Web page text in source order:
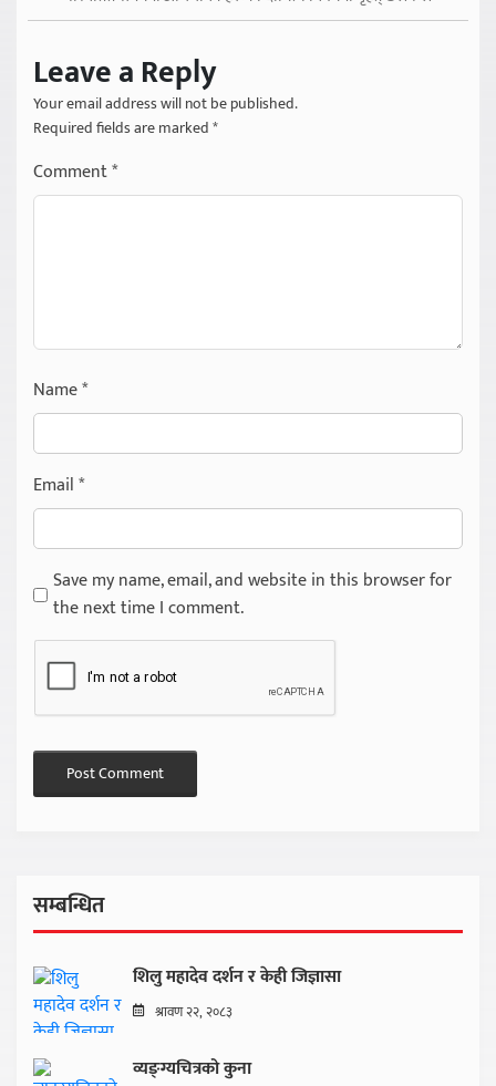
Leave a Reply
Your email address will not be published.
Required fields are marked*
Comment*
Name*
Email*
Save my name, email, and website in this browser for
the next time I comment.
सम्बन्धित
शिलु महादेव दर्शन र केही जिज्ञासा
श्रावण २२, २०८३
व्यङ्ग्यचित्रको कुना